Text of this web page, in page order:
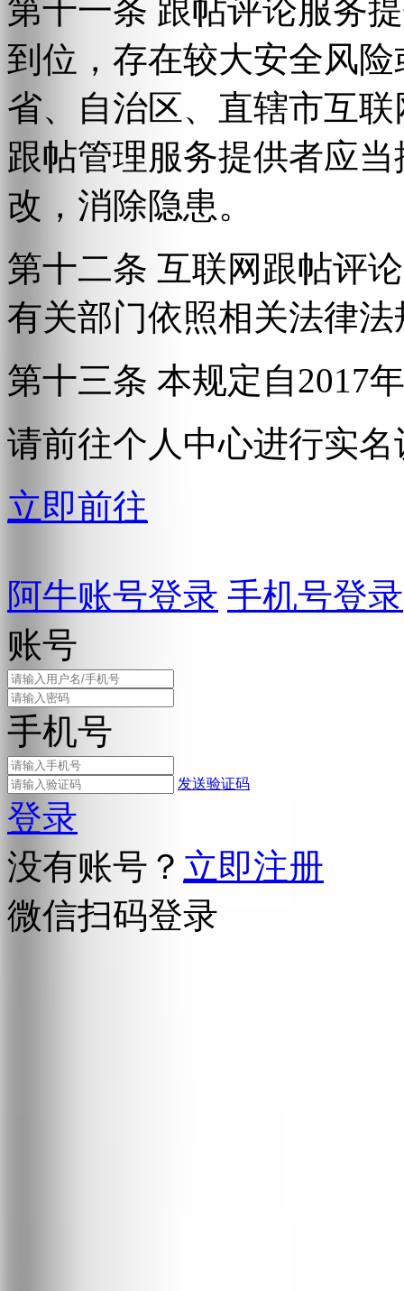
第十一条 跟帖评论服务
到位，存在较大安全风
省、自治区、直辖市互
跟帖管理服务提供者应
改，消除隐患。
第十二条 互联网跟帖评
有关部门依照相关法律
第十三条 本规定自2017
请前往个人中心进行实名
立即前往
阿牛账号登录 手机号登录
账号
手机号
发送验证码
登录
没有账号？ 立即注册
微信扫码登录